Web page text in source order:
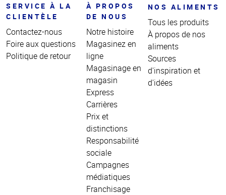
SERVICE À LA
CLIENTÈLE
Contactez-nous
Foire aux questions
Politique de retour
À PROPOS
DE NOUS
Notre histoire
Magasinez en
ligne
Magasinage en
magasin
Express
Carrières
Prix et
distinctions
Responsabilité
sociale
Campagnes
médiatiques
Franchisage
NOS ALIMENTS
Tous les produits
À propos de nos
aliments
Sources
d'inspiration et
d'idées